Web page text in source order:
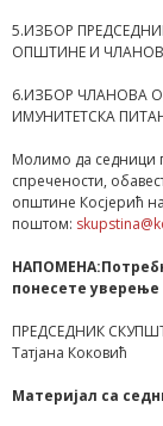
5.ИЗБОР
ОПШТИНЕ И
6.ИЗБОР ЧЛАНОВА
ИМУНИТЕТСКА
Молимо да седници
спречености,
општине Косјерић
поштом:
понесете
ПРЕДСЕДНИК
Татјана Коковић
Материјал са